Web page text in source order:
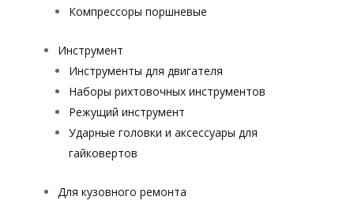
Компрессоры поршневые
Инструмент
Инструменты для двигателя
Наборы рихтовочных инструментов
Режущий инструмент
Ударные головки и аксессуары для
гайковертов
Для кузовного ремонта